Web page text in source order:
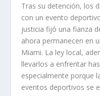
Tras su detención, los
con un evento
justicia fijó una fianza
ahora permanecen en
Miami. La ley local,
llevarlos a enfrentar
especialmente porque
eventos deportivos se